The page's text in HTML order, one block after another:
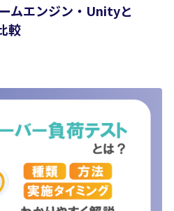
ムエンジン・Unityと
較